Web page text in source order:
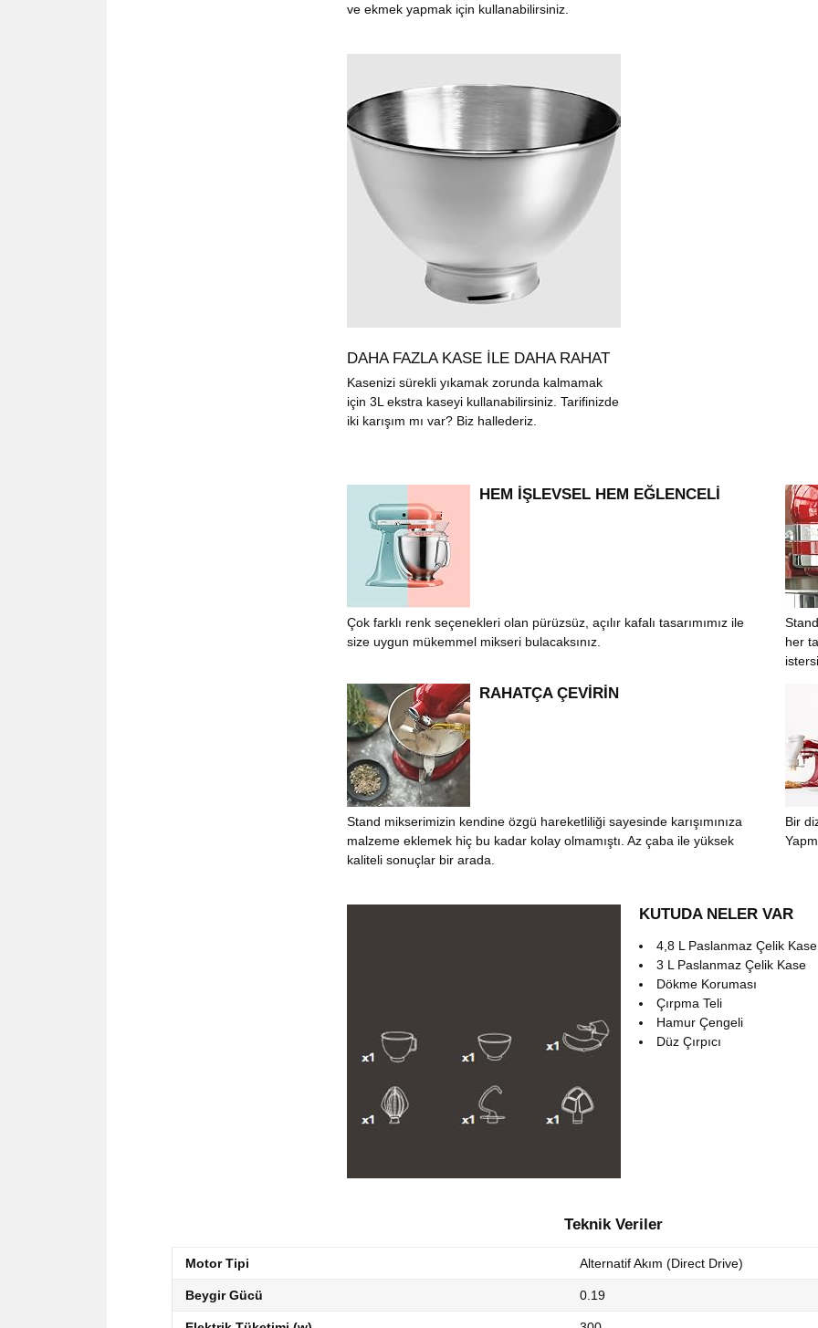
ve ekmek yapmak için kullanabilirsiniz.
DAHA FAZLA KASE İLE DAHA RAHAT
Kasenizi sürekli yıkamak zorunda kalmamak
için 3L ekstra kaseyi kullanabilirsiniz. Tarifinizde
iki karışım mı var? Biz hallederiz.
HEM İŞLEVSEL HEM EĞLENCELİ
Çok farklı renk seçenekleri olan pürüzsüz, açılır kafalı tasarımımız ile
size uygun mükemmel mikseri bulacaksınız.
her
RAHATÇA ÇEVİRİN
Stand mikserimizin kendine özgü hareketliliği sayesinde karışımınıza
malzeme eklemek hiç bu kadar kolay olmamıştı. Az çaba ile yüksek
kaliteli sonuçlar bir arada.
Bir
KUTUDA NELER VAR
4,8 L Paslanmaz Çelik Kase
3 L Paslanmaz Çelik Kase
Dökme Koruması
Çırpma Teli
Hamur Çengeli
Düz Çırpıcı
Teknik Veriler
Motor Tipi Alternatif Akım (Direct Drive)
Beygir Gücü 0.19